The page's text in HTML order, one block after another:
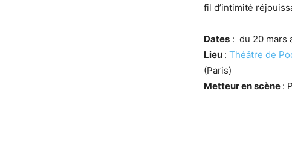
fil d’intimité
Dates : du 20 mars
Lieu : Théâtre de
(Paris)
Metteur en scène :